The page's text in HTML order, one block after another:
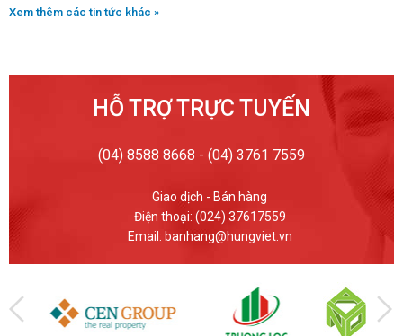
Xem thêm các tin tức khác »
HỖ TRỢ TRỰC TUYẾN
(04) 8588 8668 - (04) 3761 7559
Giao dịch - Bán hàng
Điện thoại: (024) 37617559
Email: banhang@hungviet.vn